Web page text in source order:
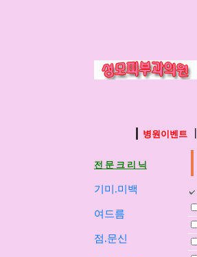
병원이벤트
전 문 크 리 닉
기미.미백
여드름
점.문신